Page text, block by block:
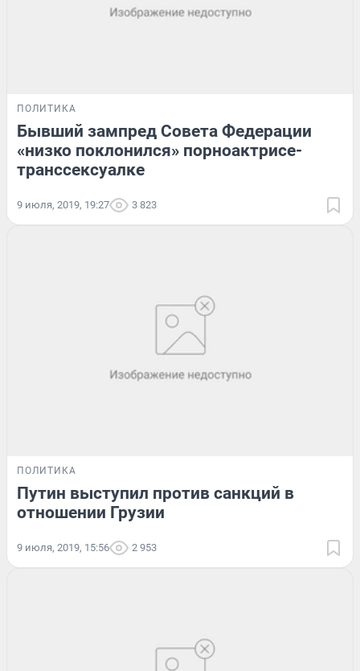
ПОЛИТИКА
Бывший зампред Совета Федерации
«низко поклонился» порноактрисе-
транссексуалке
9 июля, 2019, 19:27 3 823
ПОЛИТИКА
Путин выступил против санкций в
отношении Грузии
9 июля, 2019, 15:56 2 953